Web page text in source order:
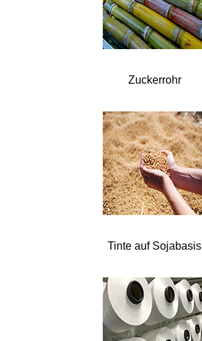
Zuckerrohr
Tinte auf Sojabasis